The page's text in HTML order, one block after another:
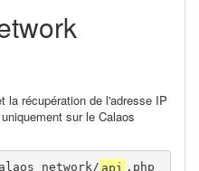
la récupération de l'adresse IP
sur le Calaos
api .php